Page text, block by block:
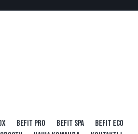
BEFIT PRO BEFIT SPA
BEFIT ECO